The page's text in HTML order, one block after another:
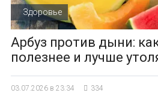
Здоровье
Арбуз против дыни:
полезнее и лучше
03.07.2026 в 23:34 334